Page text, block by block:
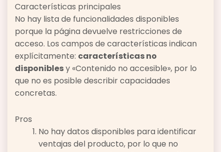
Características principales
No hay lista de funcionalidades disponibles
porque la página devuelve restricciones de
acceso. Los campos de características indican
explícitamente: características no
disponiblesy «Contenido no accesible», por lo
que no es posible describir capacidades
concretas.
Pros
No hay datos disponibles para identificar
ventajas del producto, por lo que no